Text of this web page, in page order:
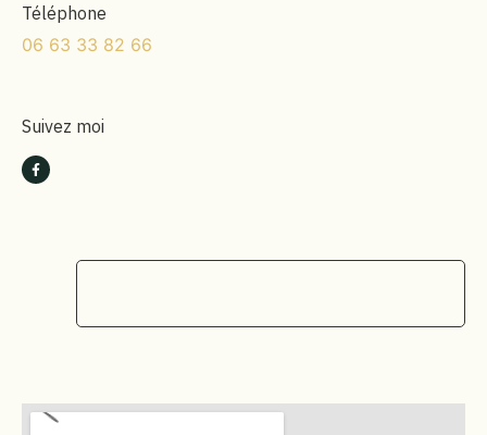
Téléphone
06 63 33 82 66
Suivez moi